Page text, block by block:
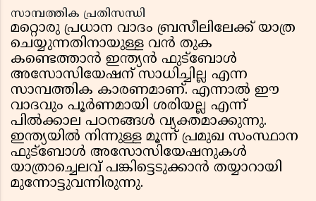
സാമ്പത്തിക പ്രതിസന്ധി
മറ്റൊരു പ്രധാന വാദം ബ്രസീലിലേക്ക് യാത്ര
ചെയ്യുന്നതിനായുള്ള വൻ തുക
കണ്ടെത്താൻ ഇന്ത്യൻ ഫുട്ബോൾ
അസോസിയേഷന് സാധിച്ചില്ല എന്ന
സാമ്പത്തിക കാരണമാണ്. എന്നാൽ ഈ
വാദവും പൂർണമായി ശരിയല്ല എന്ന്
പിൽക്കാല പഠനങ്ങൾ വ്യക്തമാക്കുന്നു.
ഇന്ത്യയിൽ നിന്നുള്ള മൂന്ന് പ്രമുഖ സംസ്ഥാന
ഫുട്ബോൾ അസോസിയേഷനുകൾ
യാത്രാച്ചെലവ് പങ്കിട്ടെടുക്കാൻ തയ്യാറായി
മുന്നോട്ടുവന്നിരുന്നു.